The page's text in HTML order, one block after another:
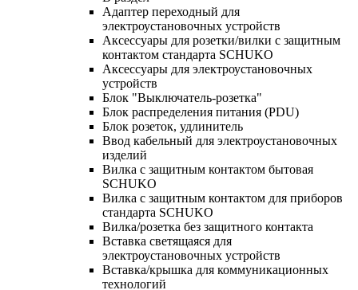
Адаптер переходный для
электроустановочных устройств
Аксессуары для розетки/вилки с защитным
контактом стандарта SCHUKO
Аксессуары для электроустановочных
устройств
Блок "Выключатель-розетка"
Блок распределения питания (PDU)
Блок розеток, удлинитель
Ввод кабельный для электроустановочных
изделий
Вилка с защитным контактом бытовая
SCHUKO
Вилка с защитным контактом для приборов
стандарта SCHUKO
Вилка/розетка без защитного контакта
Вставка светящаяся для
электроустановочных устройств
Вставка/крышка для коммуникационных
технологий